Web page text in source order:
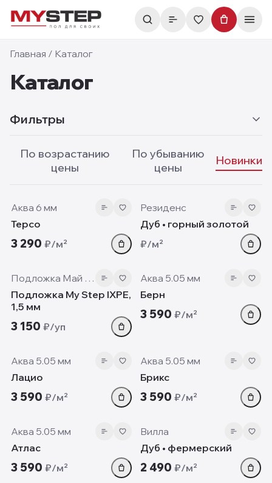
Главная / Каталог
Каталог
Фильтры
По возрастанию
цены
По убыванию
цены
Новинки
new
Аква 6 мм
Терсо
3 290 ₽/м²
new
Резиденс
Дуб • горный золотой
₽/м²
Подложка Май Степ
Подложка My Step IXPE,
1,5 мм
3 150 ₽/уп
5.05 мм
Аква 5.05 мм
Берн
3 590 ₽/м²
5.05 мм
Аква 5.05 мм
Лацио
3 590 ₽/м²
Аква 5.05 мм
Брикс
3 590 ₽/м²
5.05 мм
Аква 5.05 мм
Атлас
3 590 ₽/м²
12mm
Вилла
Дуб • фермерский
2 490 ₽/м²